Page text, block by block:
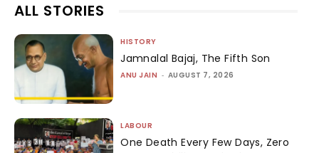
ALL STORIES
HISTORY
Jamnalal Bajaj, The Fifth Son
ANU JAIN - AUGUST 7, 2026
LABOUR
One Death Every Few Days, Zero